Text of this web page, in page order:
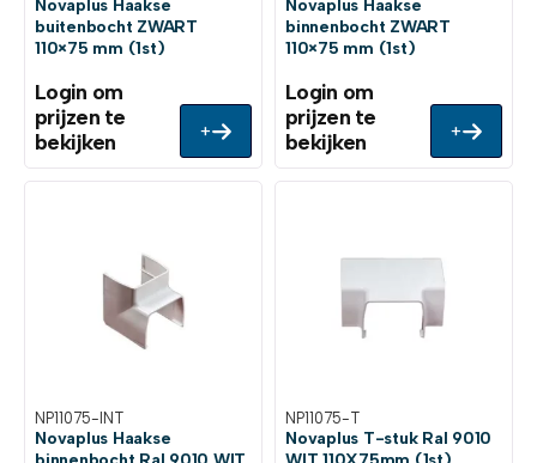
Novaplus Haakse
buitenbocht ZWART
110×75 mm (1st)
Login om
prijzen te
bekijken
+
Novaplus Haakse
binnenbocht ZWART
110×75 mm (1st)
Login om
prijzen te
bekijken
+
NP11075-INT
Novaplus Haakse
NP11075-T
Novaplus T-stuk Ral 9010